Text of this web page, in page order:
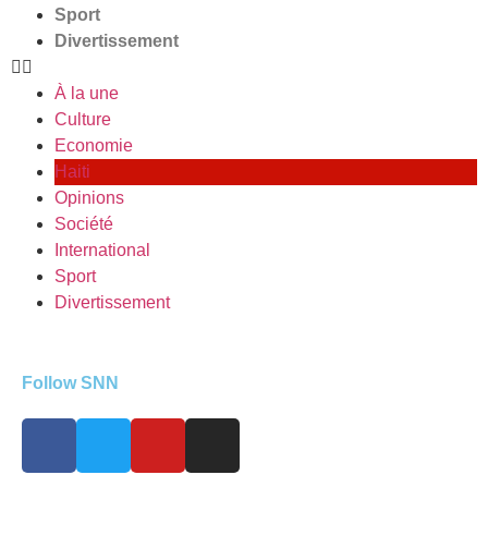
Sport
Divertissement
À la une
Culture
Economie
Haiti
Opinions
Société
International
Sport
Divertissement
Follow SNN